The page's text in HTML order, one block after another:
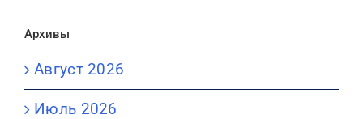
Архивы
Август 2026
Июль 2026